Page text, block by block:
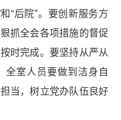
“后院”。要创新服务方
抓全会各项措施的督促
时完成。要坚持从严从
全室人员要做到洁身自
当，树立党办队伍良好